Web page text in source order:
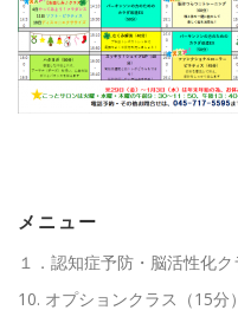
パーキンソン体操リハビ
よくある質問(FAQ)
メニュー
１．認知症予防・脳活性化ク
10. オプションクラス（15分）